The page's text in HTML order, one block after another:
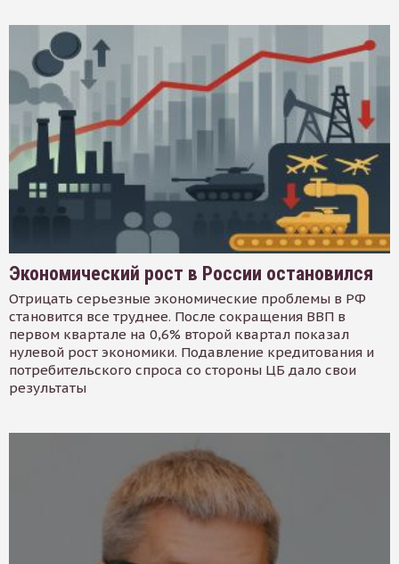
Экономический рост в России остановился
Отрицать серьезные экономические проблемы в РФ
становится все труднее. После сокращения ВВП в
первом квартале на 0,6% второй квартал показал
нулевой рост экономики. Подавление кредитования и
потребительского спроса со стороны ЦБ дало свои
результаты